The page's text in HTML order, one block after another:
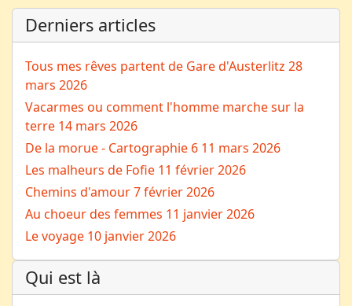
Derniers articles
Tous mes rêves partent de Gare d'Austerlitz 28
mars 2026
Vacarmes ou comment l'homme marche sur la
terre 14 mars 2026
De la morue - Cartographie 6 11 mars 2026
Les malheurs de Fofie 11 février 2026
Chemins d'amour7 février 2026
Au choeur des femmes 11 janvier 2026
Le voyage 10 janvier 2026
Qui est là